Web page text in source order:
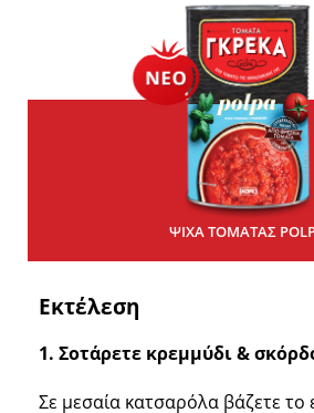
ΨΙΧΑ ΤΟΜΑΤΑΣ
Εκτέλεση
1. Σοτάρετε κρεμμύδι &
Σε μεσαία κατσαρόλα βάζετε το